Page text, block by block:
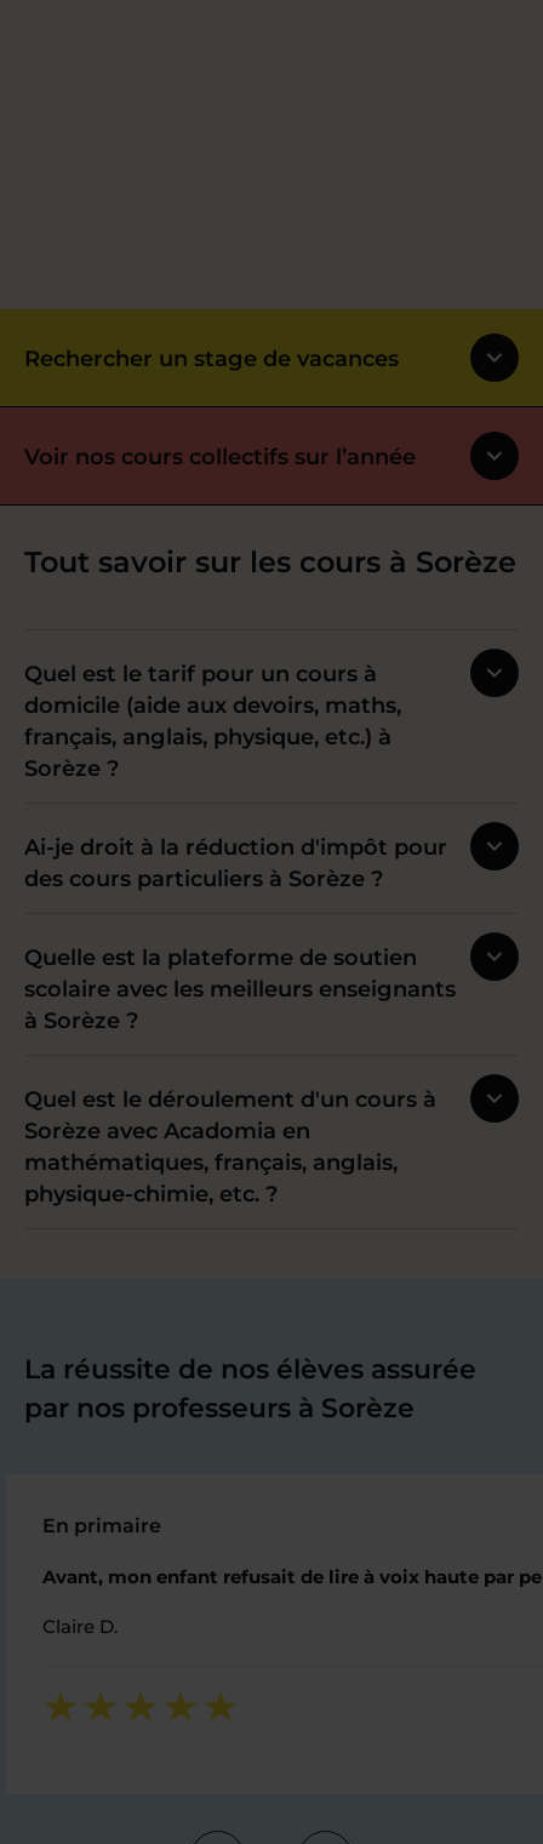
Rechercher un stage de vacances
Voir nos cours collectifs sur l’année
Tout savoir sur les cours à Sorèze
Quel est le tarif pour un cours à
domicile (aide aux devoirs, maths,
français, anglais, physique, etc.) à
Sorèze ?
Ai-je droit à la réduction d'impôt pour
des cours particuliers à Sorèze ?
Quelle est la plateforme de soutien
scolaire avec les meilleurs enseignants
à Sorèze ?
Quel est le déroulement d'un cours à
Sorèze avec Acadomia en
mathématiques, français, anglais,
physique-chimie, etc. ?
La réussite de nos élèves assurée
par nos professeurs à Sorèze
En primaire
Avant, mon enfant refusait de lire à voix haute par
Claire D.